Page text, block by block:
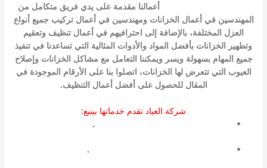
أعمالنا مقدمة على يدي فريق متكامل من
المهندسين في أعمال الخزانات ومهندسين في أعمال تركيب جميع أنواع
العزل المختلفة، بالإضافة إلى احترافيهم في أعمال تنظيف وتعقيم
وتطهير الخزانات بأفضل المواد والأدوات المثالية التي تساعدنا في تنفيذ
جميع المهام بسهولة ويسر ويمكننا التعامل مع مشاكل الخزانات وإصلاح
العيوب التي تتعرض لها الخزانات، اتصلوا بنا على الأرقام الموجودة في
المقال للحصول على أفضل أعمال التنظيف.
شركة العياد تقدم خدماتها بينبع:
.
.